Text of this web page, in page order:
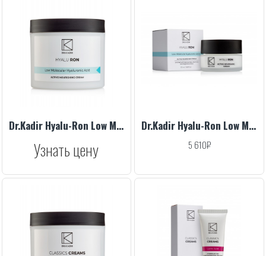
Dr.Kadir Hyalu-Ron Low Molecular Hyaluronic Active Nourishing Cream, 250 ml
Узнать цену
Dr.Kadir Hyalu-Ron Low Molecular Hyaluronic Active Nourishing Cream, 50 ml
5 610₽